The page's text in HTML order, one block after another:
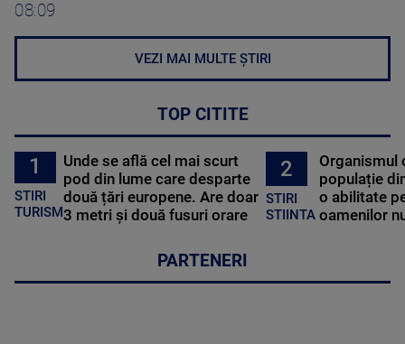
08:09
VEZI MAI MULTE ȘTIRI
TOP CITITE
1
STIRI
TURISM
Unde se află cel mai scurt
pod din lume care desparte
două țări europene. Are doar
3 metri și două fusuri orare
2
STIRI
STIINTA
Organismul
populație
o abilitate
oamenilor
PARTENERI